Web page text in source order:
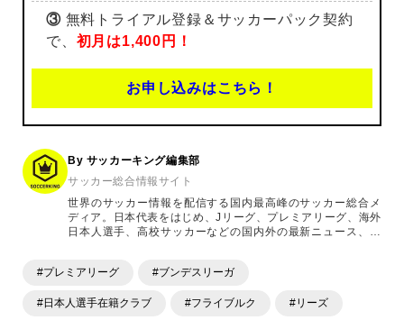
③無料トライアル登録＆サッカーパック契約
で、 初月は1,400円！
お申し込みはこちら！
By サッカーキング編集部
サッカー総合情報サイト
世界のサッカー情報を配信する国内最高峰のサッカー総合メ
ディア。日本代表をはじめ、Jリーグ、プレミアリーグ、海外
日本人選手、高校サッカーなどの国内外の最新ニュース、コ
ます。「X」「Instagram」「YouTube」「TikTok」など、
#プレミアリーグ #ブンデスリーガ
#日本人選手在籍クラブ #フライブルク #リーズ